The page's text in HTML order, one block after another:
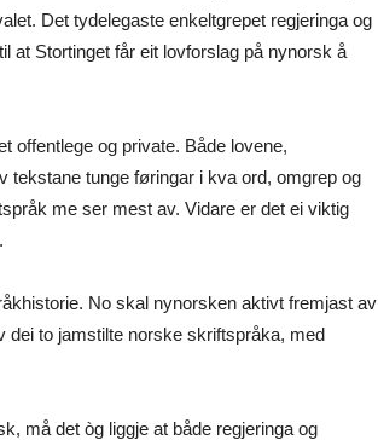
Det tydelegaste enkeltgrepet regjeringa og
at Stortinget får eit lovforslag på nynorsk å
offentlege og private. Både lovene,
tekstane tunge føringar i kva ord, omgrep og
me ser mest av. Vidare er det ei viktig
No skal nynorsken aktivt fremjast av
dei to jamstilte norske skriftspråka, med
må det òg liggje at både regjeringa og